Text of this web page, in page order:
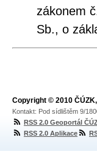
zákonem
Sb., o
Copyright © 2010
Kontakt: Pod sídlištěm 9/
RSS 2.0 Geoportál
RSS 2.0 Aplikace